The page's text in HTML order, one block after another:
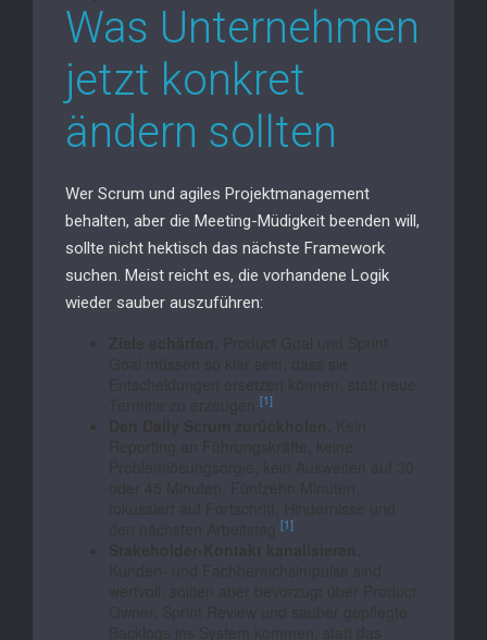
Was Unternehmen
jetzt konkret
ändern sollten
Wer Scrum und agiles Projektmanagement
behalten, aber die Meeting-Müdigkeit beenden will,
sollte nicht hektisch das nächste Framework
suchen. Meist reicht es, die vorhandene Logik
wieder sauber auszuführen:
[1]
[1]